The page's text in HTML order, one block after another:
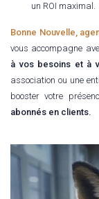
un ROI maximal.
Bonne Nouvelle,
vous accompagne
à vos besoins et à
association ou une
booster votre
abonnés en clients.